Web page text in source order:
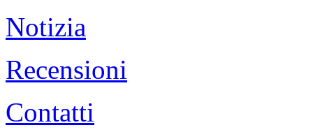
Notizia
Recensioni
Contatti